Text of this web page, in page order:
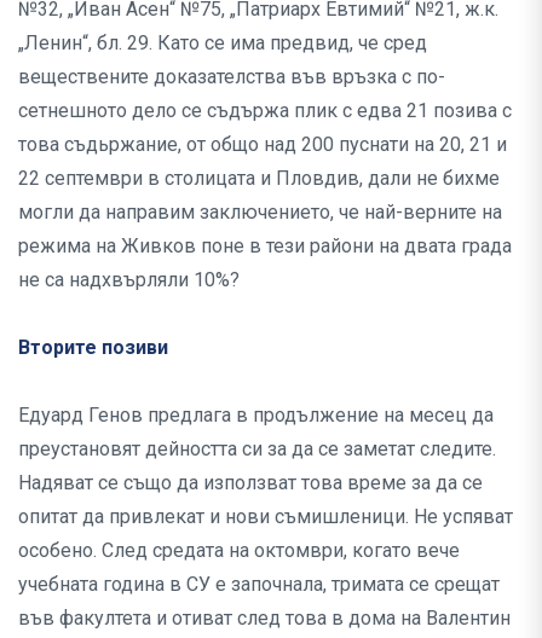
№32, „Иван Асен“ №75, „Патриарх Евтимий“ №21, ж.к.
„Ленин“, бл. 29. Като се има предвид, че сред
веществените доказателства във връзка с по-
сетнешното дело се съдържа плик с едва 21 позива с
това съдьржание, от общо над 200 пуснати на 20, 21 и
22 септември в столицата и Пловдив, дали не бихме
могли да направим заключението, че най-верните на
режима на Живков поне в тези райони на двата града
не са надхвърляли 10%?
Вторите позиви
Едуард Генов предлага в продължение на месец да
преустановят дейността си за да се заметат следите.
Надяват се също да използват това време за да се
опитат да привлекат и нови съмишленици. Не успяват
особено. След средата на октомври, когато вече
учебната година в СУ е започнала, тримата се срещат
във факултета и отиват след това в дома на Валентин